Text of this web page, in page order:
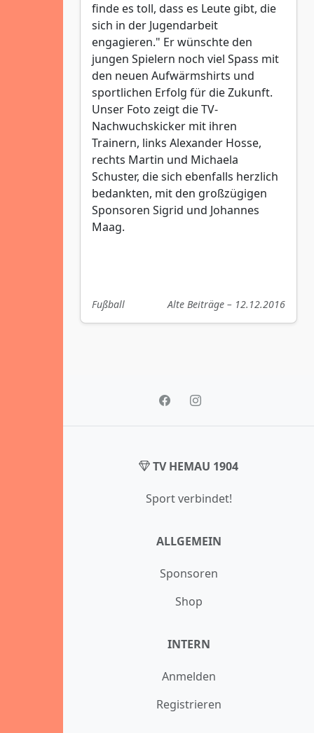
finde es toll, dass es Leute gibt, die
sich in der Jugendarbeit
engagieren." Er wünschte den
jungen Spielern noch viel Spass mit
den neuen Aufwärmshirts und
sportlichen Erfolg für die Zukunft.
Unser Foto zeigt die TV-
Nachwuchskicker mit ihren
Trainern, links Alexander Hosse,
rechts Martin und Michaela
Schuster, die sich ebenfalls herzlich
bedankten, mit den großzügigen
Sponsoren Sigrid und Johannes
Maag.
Fußball Alte Beiträge – 12.12.2016
TV HEMAU 1904
Sport verbindet!
ALLGEMEIN
Sponsoren
Shop
INTERN
Anmelden
Registrieren